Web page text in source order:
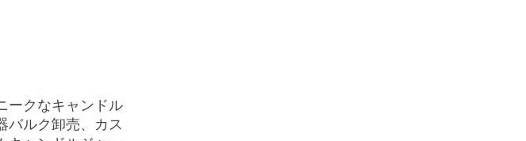
ークなキャンドル
バルク卸売、カス